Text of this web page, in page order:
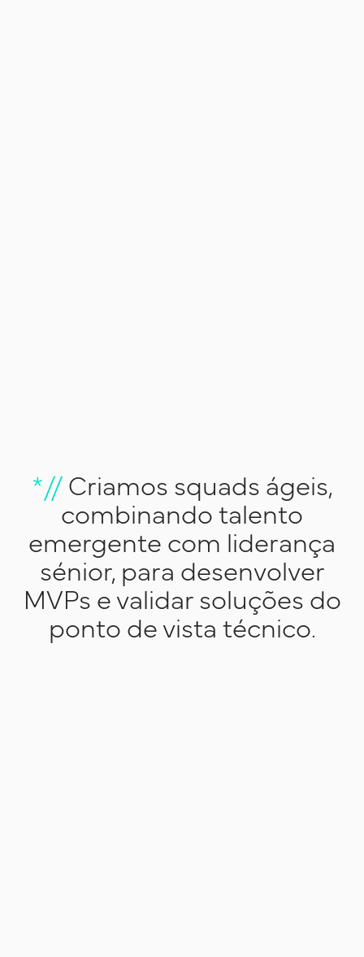
*//Criamos squads ágeis,
combinando talento
emergente com liderança
sénior, para desenvolver
MVPs e validar soluções do
ponto de vista técnico.